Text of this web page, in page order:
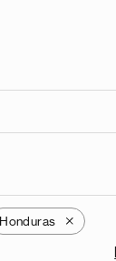
Honduras X